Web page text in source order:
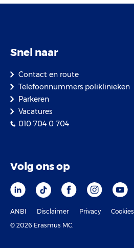
Snel naar
Contact en route
Telefoonnummers poliklinieken
Parkeren
Vacatures
010 704 0 704
Volg ons op
ANBI Disclaimer Privacy Cookies
© 2026 Erasmus MC.